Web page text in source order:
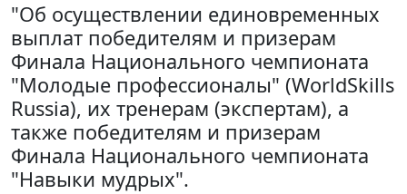
"Об осуществлении единовременных
выплат победителям и призерам
Финала Национального чемпионата
"Молодые профессионалы" (WorldSkills
Russia), их тренерам (экспертам), а
также победителям и призерам
Финала Национального чемпионата
"Навыки мудрых".